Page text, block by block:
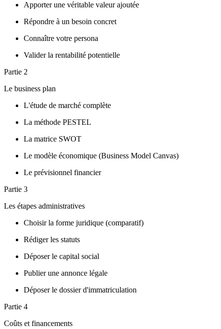
Apporter une véritable valeur ajoutée
Répondre à un besoin concret
Connaître votre persona
Valider la rentabilité potentielle
Partie 2
Le business plan
L'étude de marché complète
La méthode PESTEL
La matrice SWOT
Le modèle économique (Business Model Canvas)
Le prévisionnel financier
Partie 3
Les étapes administratives
Choisir la forme juridique (comparatif)
Rédiger les statuts
Déposer le capital social
Publier une annonce légale
Déposer le dossier d'immatriculation
Partie 4
Coûts et financements